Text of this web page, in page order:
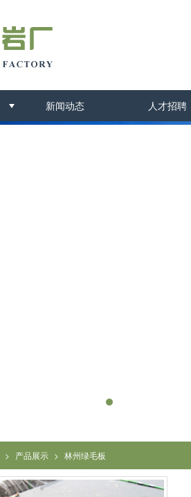
新闻动态 人才招聘
> 产品展示 > 林州绿毛板